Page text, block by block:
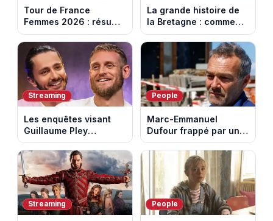
Tour de France
Femmes 2026 : résumé
vidéo de la 7e étape
avec l'ascension du
Mont Ventoux
La grande histoire de
la Bretagne : comment
les Bretons ont
défendu leur culture
au fil des décennies
Streaming
Les enquêtes visant
Guillaume Pley
poussent Ragnar Le
Breton à quitter la
tournée Legend
People
Marc-Emmanuel
Dufour frappé par un
terrible incendie : son
chalet part en fumée
Streaming People